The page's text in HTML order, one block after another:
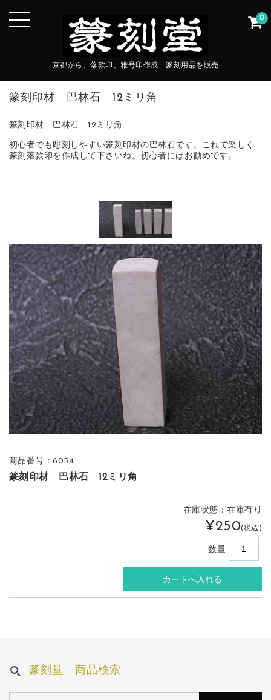
京都から、落款印、雅号印作成 篆刻用品を販売
0
篆刻印材 巴林石 12ミリ角
篆刻印材 巴林石 12ミリ角
初心者でも彫刻しやすい篆刻印材の巴林石です。これで楽しく
篆刻落款印を作成して下さいね。初心者にはお勧めです。
商品番号：6054
篆刻印材 巴林石 12ミリ角
在庫状態：在庫有り
¥250(税込)
数量
篆刻堂 商品検索